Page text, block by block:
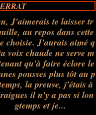
J'aimerais te laisser tr
au repos dans cette
choisie. J'aurais aimé q
voix chaude ne serve m
qu'à faire éclore le
pousses plus tôt au p
la preuve, j'étais à
il n'y a pas si lon
gtemps et je...